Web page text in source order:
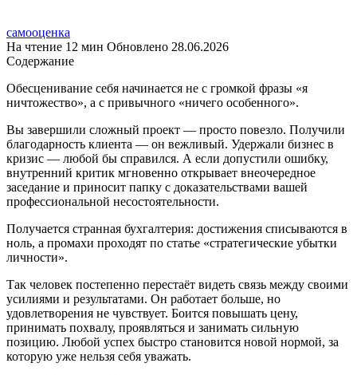
самооценка
На чтение 12 мин Обновлено 28.06.2026
Содержание
Обесценивание себя начинается не с громкой фразы «я
ничтожество», а с привычного «ничего особенного».
Вы завершили сложный проект — просто повезло. Получили
благодарность клиента — он вежливый. Удержали бизнес в
кризис — любой бы справился. А если допустили ошибку,
внутренний критик мгновенно открывает внеочередное
заседание и приносит папку с доказательствами вашей
профессиональной несостоятельности.
Получается странная бухгалтерия: достижения списываются в
ноль, а промахи проходят по статье «стратегические убытки
личности».
Так человек постепенно перестаёт видеть связь между своими
усилиями и результатами. Он работает больше, но
удовлетворения не чувствует. Боится повышать цену,
принимать похвалу, проявляться и занимать сильную
позицию. Любой успех быстро становится новой нормой, за
которую уже нельзя себя уважать.